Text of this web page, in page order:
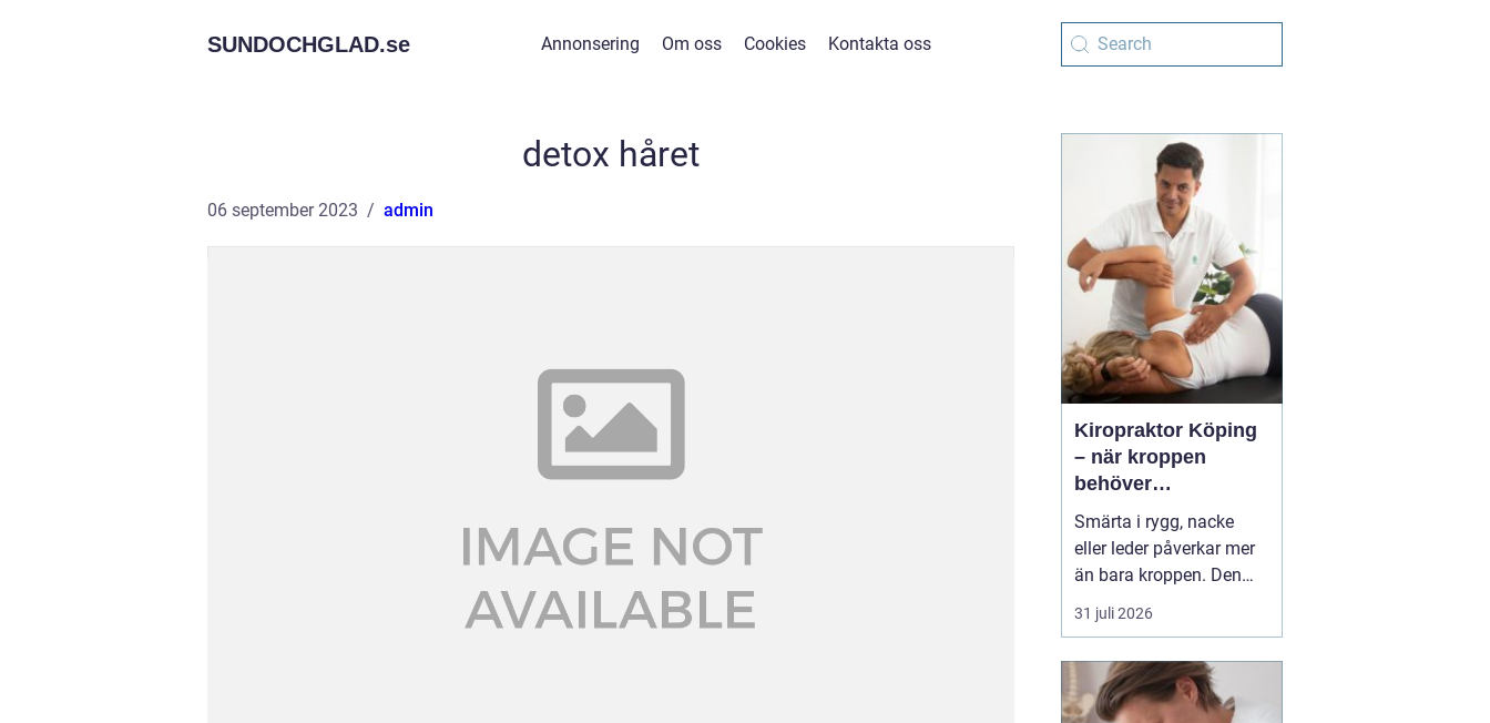
SUNDOCHGLAD.se Annonsering Om oss Cookies Kontakta oss
detox håret
06 september 2023 admin
Kiropraktor Köping
– när kroppen
behöver
professionell hjälp
Smärta i rygg, nacke
eller leder påverkar mer
än bara kroppen. Den
kan störa sömnen, göra
det svårt att koncentrera
sådant som arbete,
träning och vardagliga
31 juli 2026